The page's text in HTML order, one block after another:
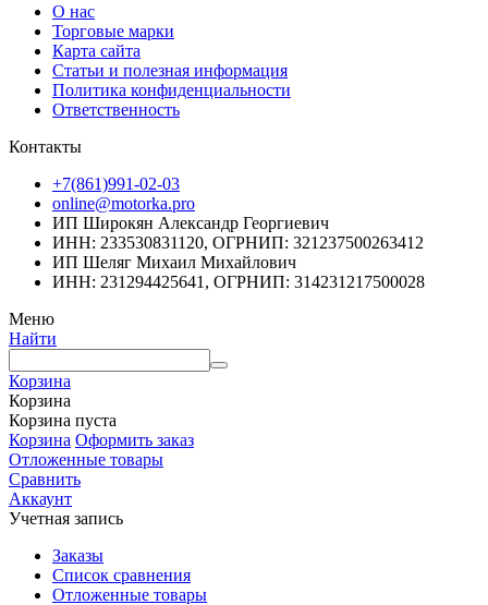
О нас
Торговые марки
Карта сайта
Статьи и полезная информация
Политика конфиденциальности
Ответственность
Контакты
+7(861)991-02-03
online@motorka.pro
ИП Широкян Александр Георгиевич
ИНН: 233530831120, ОГРНИП: 321237500263412
ИП Шеляг Михаил Михайлович
ИНН: 231294425641, ОГРНИП: 314231217500028
Меню
Найти
Корзина
Корзина
Корзина пуста
Корзина Оформить заказ
Отложенные товары
Сравнить
Аккаунт
Учетная запись
Заказы
Список сравнения
Отложенные товары